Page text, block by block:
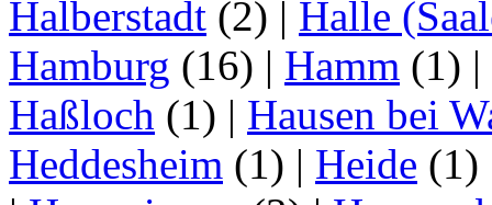
Halberstadt (2) | Halle
Hamburg (16) | Hamm (1) |
Haßloch (1) | Hausen bei
Heddesheim (1) | Heide (1)